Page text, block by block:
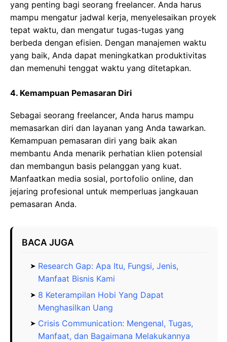
yang penting bagi seorang freelancer. Anda harus
mampu mengatur jadwal kerja, menyelesaikan proyek
tepat waktu, dan mengatur tugas-tugas yang
berbeda dengan efisien. Dengan manajemen waktu
yang baik, Anda dapat meningkatkan produktivitas
dan memenuhi tenggat waktu yang ditetapkan.
4. Kemampuan Pemasaran Diri
Sebagai seorang freelancer, Anda harus mampu
memasarkan diri dan layanan yang Anda tawarkan.
Kemampuan pemasaran diri yang baik akan
membantu Anda menarik perhatian klien potensial
dan membangun basis pelanggan yang kuat.
Manfaatkan media sosial, portofolio online, dan
jejaring profesional untuk memperluas jangkauan
pemasaran Anda.
BACA JUGA
Research Gap: Apa Itu, Fungsi, Jenis,
Manfaat Bisnis Kami
8 Keterampilan Hobi Yang Dapat
Menghasilkan Uang
Crisis Communication: Mengenal, Tugas,
Manfaat, dan Bagaimana Melakukannya